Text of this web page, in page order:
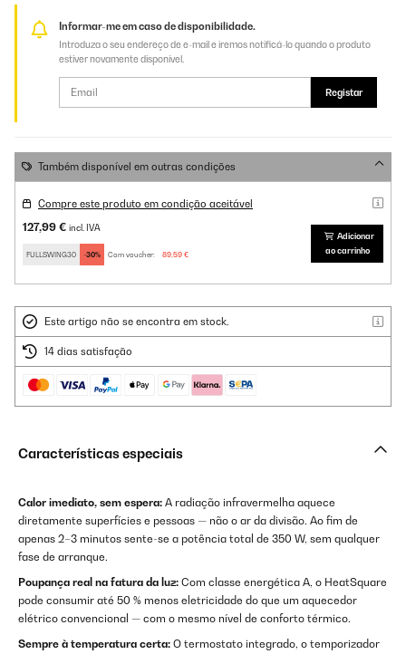
Informar-me em caso de disponibilidade.
Introduza o seu endereço de e-mail e iremos notificá-lo quando o produto
estiver novamente disponível.
Registar
Também disponível em outras condições
Compre este produto em condição aceitável
127,99 € incl. IVA
FULLSWING30 -30% Com voucher: 89,59 €
Adicionar
ao carrinho
Este artigo não se encontra em stock.
14 dias satisfação
Características especiais
Calor imediato, sem espera: A radiação infravermelha aquece
diretamente superfícies e pessoas — não o ar da divisão. Ao fim de
apenas 2–3 minutos sente-se a potência total de 350 W, sem qualquer
fase de arranque.
Poupança real na fatura da luz: Com classe energética A, o HeatSquare
pode consumir até 50 % menos eletricidade do que um aquecedor
elétrico convencional — com o mesmo nível de conforto térmico.
Sempre à temperatura certa: O termostato integrado, o temporizador